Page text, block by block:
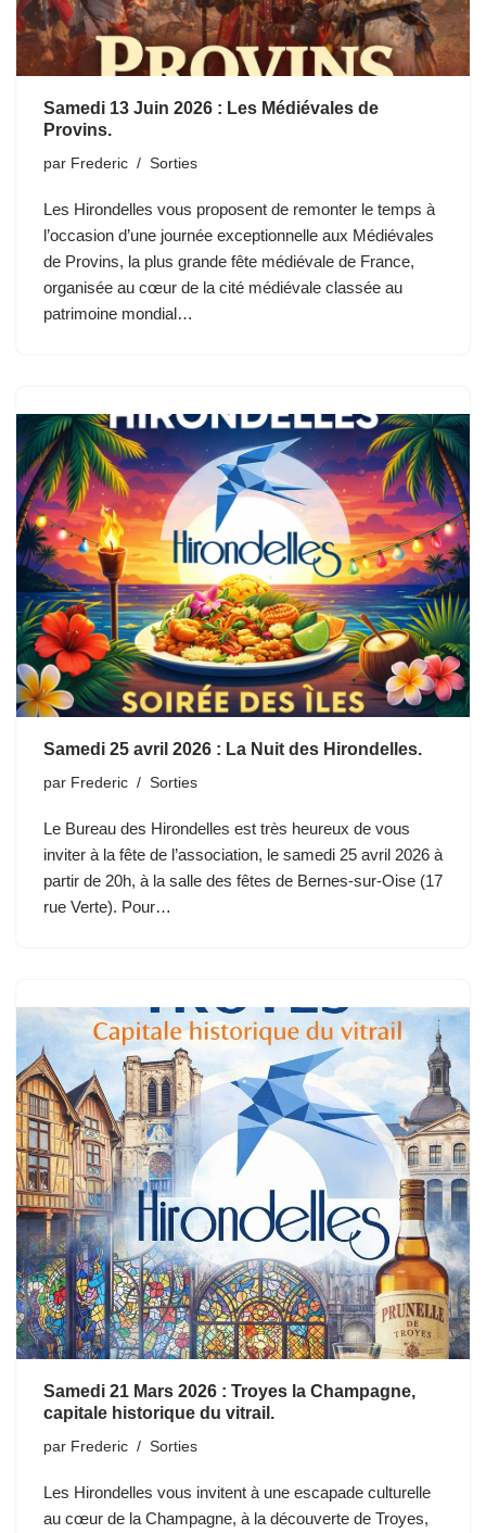
Samedi 13 Juin 2026 : Les Médiévales de
Provins.
par Frederic Sorties
Les Hirondelles vous proposent de remonter le temps à
l’occasion d’une journée exceptionnelle aux Médiévales
de Provins, la plus grande fête médiévale de France,
organisée au cœur de la cité médiévale classée au
patrimoine mondial…
Samedi 25 avril 2026 : La Nuit des Hirondelles.
par Frederic Sorties
Le Bureau des Hirondelles est très heureux de vous
inviter à la fête de l’association, le samedi 25 avril 2026 à
partir de 20h, à la salle des fêtes de Bernes-sur-Oise (17
rue Verte). Pour…
Samedi 21 Mars 2026 : Troyes la Champagne,
capitale historique du vitrail.
par Frederic Sorties
Les Hirondelles vous invitent à une escapade culturelle
au cœur de la Champagne, à la découverte de Troyes,